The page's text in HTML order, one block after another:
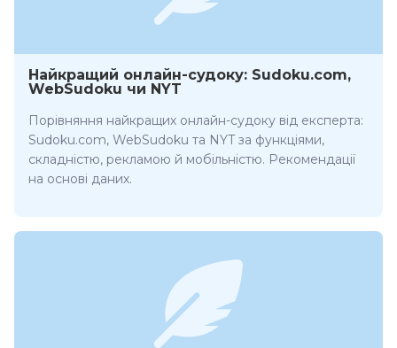
Найкращий онлайн-судоку: Sudoku.com,
WebSudoku чи NYT
Порівняння найкращих онлайн-судоку від експерта:
Sudoku.com, WebSudoku та NYT за функціями,
складністю, рекламою й мобільністю. Рекомендації
на основі даних.